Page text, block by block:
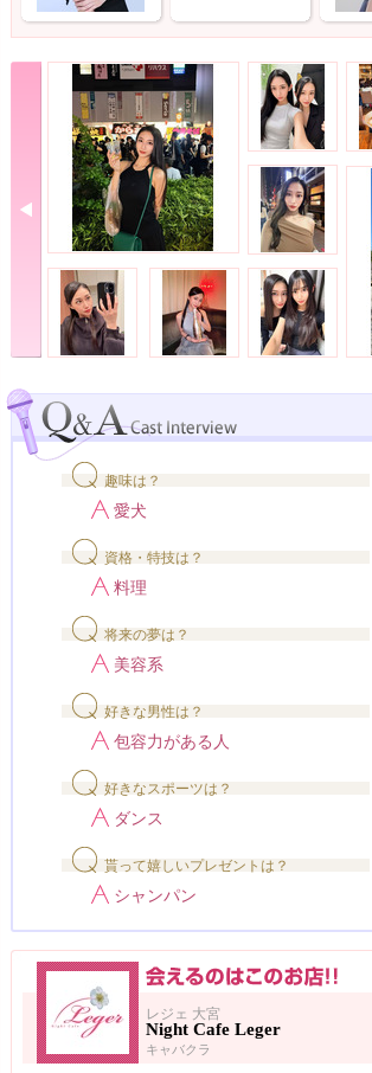
趣味は？
愛犬
資格・特技は？
料理
将来の夢は？
美容系
好きな男性は？
包容力がある人
好きなスポーツは？
ダンス
貰って嬉しいプレゼントは？
シャンパン
レジェ 大宮
Night Cafe Leger
キャバクラ